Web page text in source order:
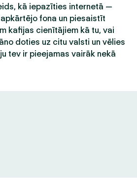
kā iepazīties internetā —
fona un piesaistīt
kafijas cienītājiem kā tu, vai
doties uz citu valsti un vēlies
tev ir pieejamas vairāk nekā